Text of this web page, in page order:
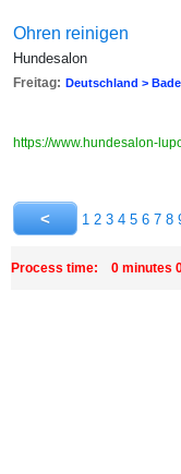
Ohren reinigen
Hundesalon
Freitag: Deutschland >
https://www.hundesalon-
1 2 3 4 5 6 7 8
Process time: 0 minutes